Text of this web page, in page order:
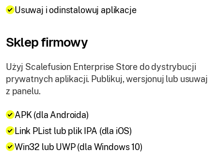
Usuwaj i odinstalowuj aplikacje
Sklep firmowy
Użyj Scalefusion Enterprise Store do dystrybucji
prywatnych aplikacji. Publikuj, wersjonuj lub usuwaj
z panelu.
APK (dla Androida)
Link PList lub plik IPA (dla iOS)
Win32 lub UWP (dla Windows 10)